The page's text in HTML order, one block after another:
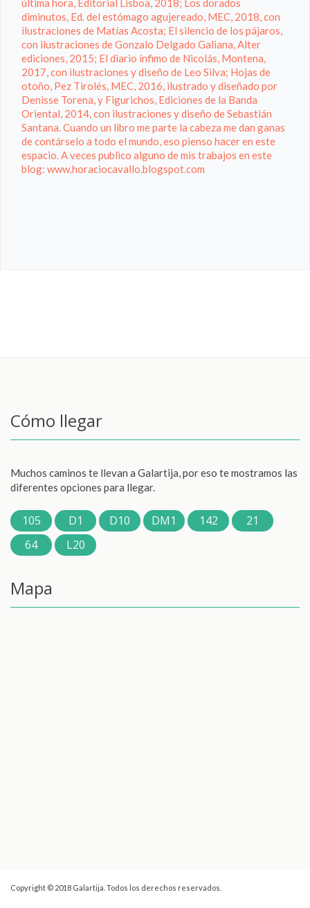
última hora, Editorial Lisboa, 2018; Los dorados
diminutos, Ed. del estómago agujereado, MEC, 2018, con
ilustraciones de Matías Acosta; El silencio de los pájaros,
con ilustraciones de Gonzalo Delgado Galiana, Alter
ediciones, 2015; El diario ínfimo de Nicolás, Montena,
2017, con ilustraciones y diseño de Leo Silva; Hojas de
otoño, Pez Tirolés, MEC, 2016, ilustrado y diseñado por
Denisse Torena, y Figurichos, Ediciones de la Banda
Oriental, 2014, con ilustraciones y diseño de Sebastián
Santana. Cuando un libro me parte la cabeza me dan ganas
de contárselo a todo el mundo, eso pienso hacer en este
espacio. A veces publico alguno de mis trabajos en este
blog: www.horaciocavallo.blogspot.com
Cómo llegar
Muchos caminos te llevan a Galartija, por eso te mostramos las
diferentes opciones para llegar.
105 D1 D10 DM1 142
21
64
L20
Mapa
Copyright © 2018 Galartija. Todos los derechos reservados.